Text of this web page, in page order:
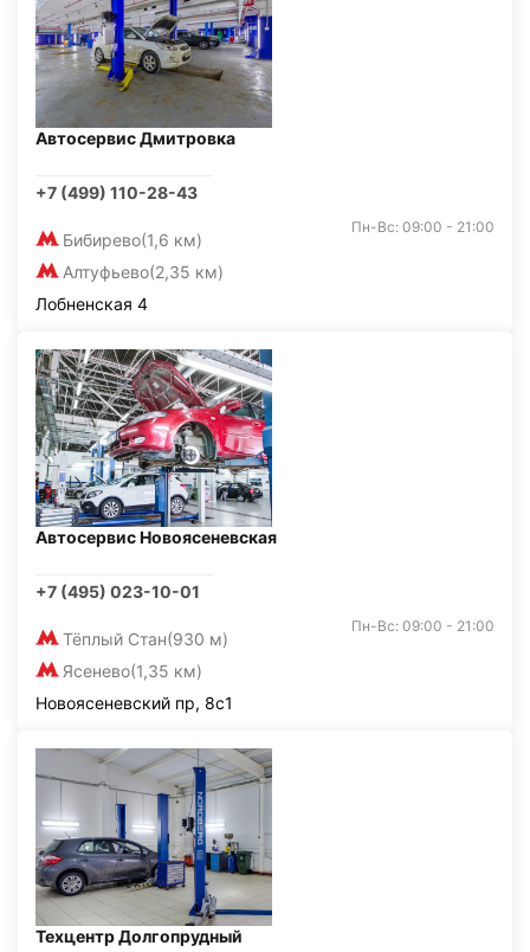
Автосервис Дмитровка
+7 (499) 110-28-43
Бибирево(1,6 км)
Алтуфьево(2,35 км)
Пн-Вс: 09:00 - 21:00
Лобненская 4
Автосервис Новоясеневская
+7 (495) 023-10-01
Тёплый Стан(930 м)
Ясенево(1,35 км)
Пн-Вс: 09:00 - 21:00
Новоясеневский пр, 8с1
Техцентр Долгопрудный